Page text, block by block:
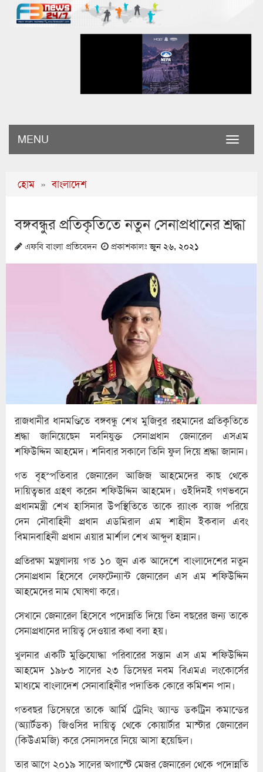
Toggle
MENU
হোম » বাংলাদেশ
বঙ্গবন্ধুর প্রতিকৃতিতে নতুন সেনাপ্রধানের শ্রদ্ধা
এফবি বাংলা প্রতিবেদন প্রকাশকালঃজুন ২৬, ২০২১
রাজধানীর ধানমণ্ডিতে বঙ্গবন্ধু শেখ মুজিবুর রহমানের প্রতিকৃতিতে
শ্রদ্ধা জানিয়েছেন নবনিযুক্ত সেনাপ্রধান জেনারেল এসএম
শফিউদ্দিন আহমেদ। শনিবার সকালে তিনি ফুল দিয়ে শ্রদ্ধা জানান।
গত বৃহস্পতিবার জেনারেল আজিজ আহমেদের কাছ থেকে
দায়িত্বভার গ্রহণ করেন শফিউদ্দিন আহমেদ। ওইদিনই গণভবনে
প্রধানমন্ত্রী শেখ হাসিনার উপস্থিতিতে তাকে র‌্যাংক ব্যাজ পরিয়ে
দেন নৌবাহিনী প্রধান এডমিরাল এম শাহীন ইকবাল এবং
বিমানবাহিনী প্রধান এয়ার মার্শাল শেখ আব্দুল হান্নান।
প্রতিরক্ষা মন্ত্রণালয় গত ১০ জুন এক আদেশে বাংলাদেশের নতুন
সেনাপ্রধান হিসেবে লেফটেন্যান্ট জেনারেল এস এম শফিউদ্দিন
আহমেদের নাম ঘোষণা করে।
সেখানে জেনারেল হিসেবে পদোন্নতি দিয়ে তিন বছরের জন্য তাকে
সেনাপ্রধানের দায়িত্ব দেওয়ার কথা বলা হয়।
খুলনার একটি মুক্তিযোদ্ধা পরিবারের সন্তান এস এম শফিউদ্দিন
আহমেদ ১৯৮৩ সালের ২৩ ডিসেম্বর নবম বিএমএ লংকোর্সের
মাধ্যমে বাংলাদেশ সেনাবাহিনীর পদাতিক কোরে কমিশন পান।
গতবছর ডিসেম্বরে তাকে আর্মি ট্রেনিং অ্যান্ড ডকট্রিন কমান্ডের
(অ্যার্টডক) জিওসির দায়িত্ব থেকে কোয়ার্টার মাস্টার জেনারেল
(কিউএমজি) করে সেনাসদরে নিয়ে আসা হয়েছিল।
তার আগে ২০১৯ সালের অগাস্টে মেজর জেনারেল থেকে পদোন্নতি